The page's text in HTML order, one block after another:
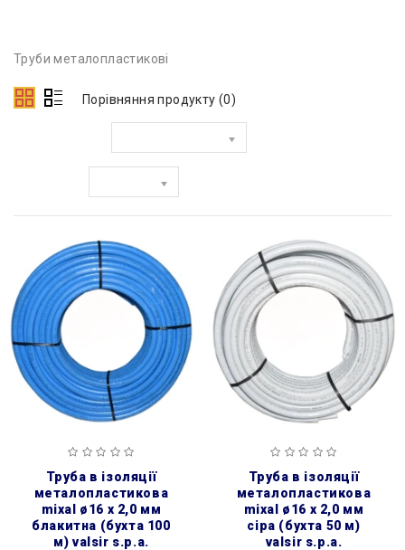
Труби металопластикові
Порівняння продукту (0)
труба в ізоляції
металопластикова
mixal ø16 х 2,0 мм
блакитна (бухта 100
м) valsir s.p.a.
труба в ізоляції
металопластикова
mixal ø16 х 2,0 мм
сіра (бухта 50 м)
valsir s.p.a.